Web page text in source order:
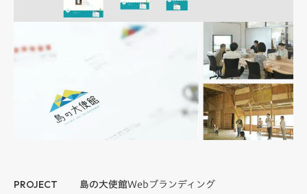
PROJECT 島の大使館Webブランディング